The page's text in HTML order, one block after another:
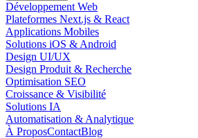
Développement Web
Plateformes Next.js & React
Applications Mobiles
Solutions iOS & Android
Design UI/UX
Design Produit & Recherche
Optimisation SEO
Croissance & Visibilité
Solutions IA
Automatisation & Analytique
À ProposContactBlog